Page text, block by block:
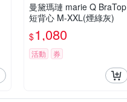
曼黛瑪璉 marie Q BraTop
短背心 M-XXL(煙綠灰)
$1,080
活動 券